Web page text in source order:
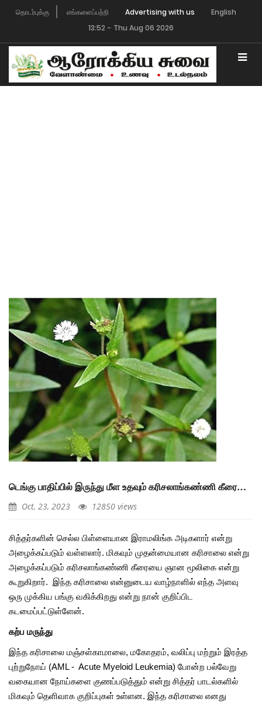
தொடர்புக்கு எங்களைப்பற்றி Advertising with us
English
13:52 - Thu Aug 06 2026
டெங்கு பாதிப்பில் இருந்து மீள உதவும் கரிசலாங்கண்ணி கீரை…
Oct, 23, 2023 12850 views
சித்தர்களின் செல்ல பிள்ளையான இராமலிங்க அடிகளார் என்று
அழைக்கப்படும் வள்ளலார். மிகவும் முதன்மையான கரிசாலை என்று
அழைக்கப்படும் கரிசலாங்கண்ணி கீரையை ஞான மூலிகை என்று
கூறுகிறார். இந்த கரிசாலை என்னுடைய வாழ்நாளில் எந்த அளவு
ஒரு முக்கிய பங்கு வகிக்கிறது என்று நான் குறிப்பிட
கடமைப்பட்டுள்ளேன்.
கற்ப மருந்து
இந்த கரிசாலை மஞ்சள்காமாலை, மகோதரம், வலிப்பு மற்றும் இரத்த
புற்றுநோய் (AML - Acute Myeloid Leukemia) போன்ற பல்வேறு
வகையான நோய்களை குணப்படுத்தும் என்று சித்தர் பாடல்களில்
மிகவும் தெளிவாக குறிப்புகள் உள்ளன. இந்த கரிசாலை எனது